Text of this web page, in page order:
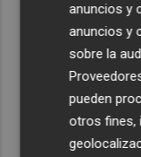
Recibe
Plaza
anuncios y
anuncios y
sobre la
pueden
otros fines,